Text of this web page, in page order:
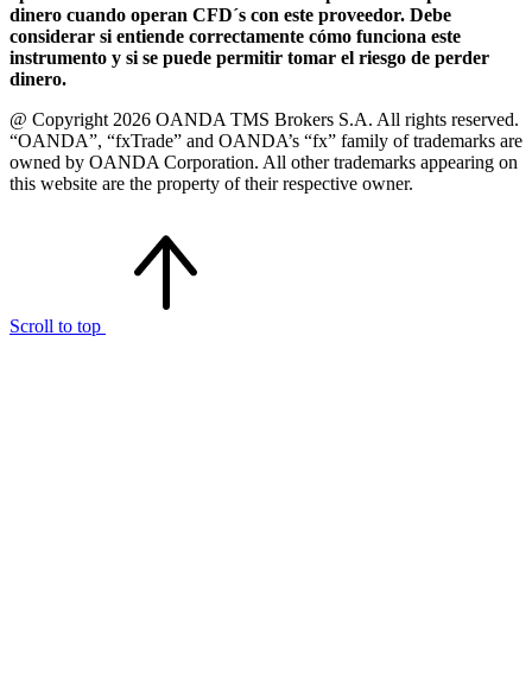
dinero cuando operan CFD´s con este proveedor. Debe
considerar si entiende correctamente cómo funciona este
instrumento y si se puede permitir tomar el riesgo de perder
dinero.
@ Copyright 2026 OANDA TMS Brokers S.A. All rights reserved.
“OANDA”, “fxTrade” and OANDA’s “fx” family of trademarks are
owned by OANDA Corporation. All other trademarks appearing on
this website are the property of their respective owner.
Scroll to top